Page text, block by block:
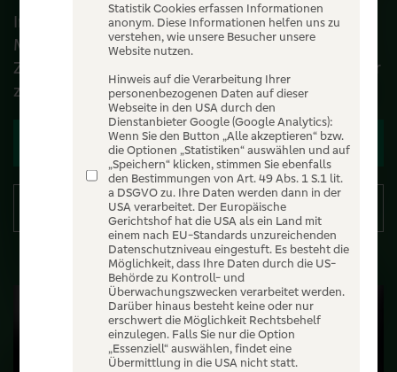
Ingo Appelt geht mit seinem neuen Programm
MÄNNER NERVEN STARK auf Tour, um seinen
Zuschauern mit dem verbalen Vorschlaghammer
zw...
Zu den Terminen
Details
Statistik Cookies erfassen Informationen
anonym. Diese Informationen helfen uns zu
verstehen, wie unsere Besucher unsere
Website nutzen.
Hinweis auf die Verarbeitung Ihrer
personenbezogenen Daten auf dieser
Webseite in den USA durch den
Dienstanbieter Google (Google Analytics):
Wenn Sie den Button „Alle akzeptieren“ bzw.
die Optionen „Statistiken“ auswählen und auf
„Speichern“ klicken, stimmen Sie ebenfalls
den Bestimmungen von Art. 49 Abs. 1 S.1 lit.
a DSGVO zu. Ihre Daten werden dann in der
USA verarbeitet. Der Europäische
Gerichtshof hat die USA als ein Land mit
einem nach EU-Standards unzureichenden
Datenschutzniveau eingestuft. Es besteht die
Möglichkeit, dass Ihre Daten durch die US-
Behörde zu Kontroll- und
Überwachungszwecken verarbeitet werden.
Darüber hinaus besteht keine oder nur
erschwert die Möglichkeit Rechtsbehelf
einzulegen. Falls Sie nur die Option
„Essenziell“ auswählen, findet eine
Übermittlung in die USA nicht statt.